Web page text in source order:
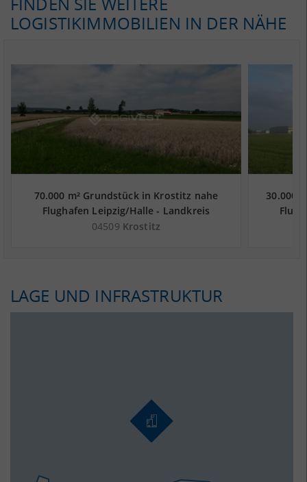
LOGISTIKIMMOBILIEN IN DER NÄHE
70.000 m² Grundstück in Krostitz nahe
Flughafen Leipzig/Halle - Landkreis
Nordsachsen
04509 Krostitz
30.000
LAGE UND INFRASTRUKTUR